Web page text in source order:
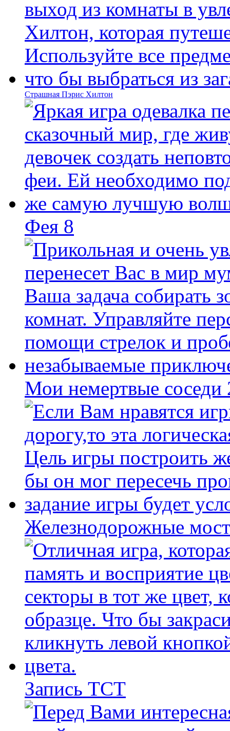
Страшная Пэрис Хилтон
Фея 8
Мои немертвые
Железнодорожные
Запись ТСТ